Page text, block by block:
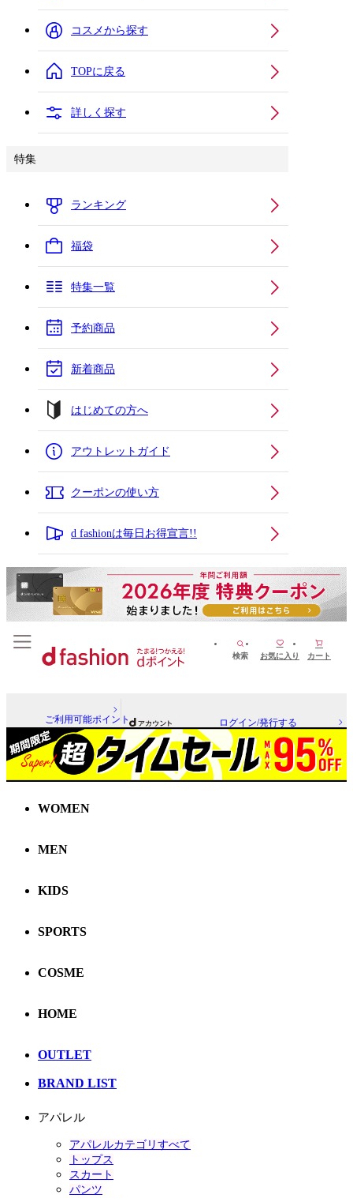
コスメから探す
TOPに戻る
詳しく探す
特集
ランキング
福袋
特集一覧
予約商品
新着商品
はじめての方へ
アウトレットガイド
クーポンの使い方
d fashionは毎日お得宣言!!
検索 お気に入り カート
ご利用可能ポイント ログイン/発行する
WOMEN
MEN
KIDS
SPORTS
COSME
HOME
OUTLET
BRAND LIST
アパレル
アパレルカテゴリすべて
トップス
スカート
パンツ